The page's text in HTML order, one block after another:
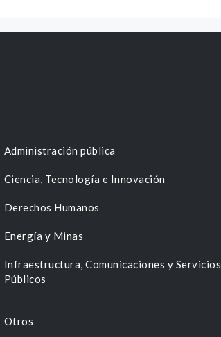
Administración pública
Ciencia, Tecnología e Innovación
Derechos Humanos
Energía y Minas
Infraestructura, Comunicaciones y Servicios
Públicos
Otros